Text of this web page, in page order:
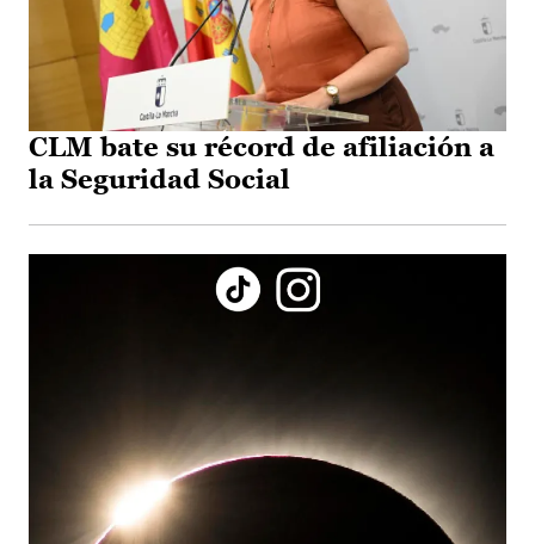
CLM bate su récord de afiliación a
la Seguridad Social